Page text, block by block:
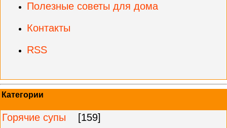
Полезные советы для дома
Контакты
RSS
Категории
Горячие супы
[159]